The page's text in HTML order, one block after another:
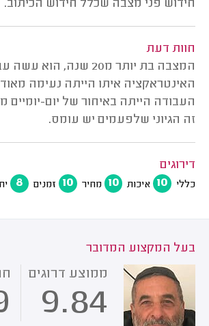
חידוש פני מצבה שכלל חידוש הכיתוב.
חוות דעת
המצבה בת יותר מ20 שנה,
האינטראקציה איתו הייתה נעימה מאוד
העבודה הייתה באיחור של יום-
זה הגיוני שלפעמים יש עומס.
דירוגים
כללי 10 איכות 10 מחיר 10 זמנים 8
בעל המקצוע המדובר
ממוצע דרוגים
9.84